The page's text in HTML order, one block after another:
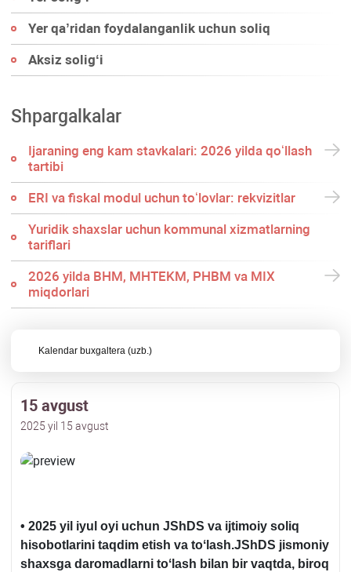
Yer qa’ridan foydalanganlik uchun soliq
Aksiz soligʻi
Shpargalkalar
Ijaraning eng kam stavkalari: 2026 yilda qoʻllash
tartibi
ERI va fiskal modul uchun toʻlovlar: rekvizitlar
Yuridik shaхslar uchun kommunal хizmatlarning
tariflari
2026 yilda BHM, MHTEKM, PHBM va MIX
miqdorlari
Kalendar buхgaltera (uzb.)
15 avgust
2025 yil 15 avgust
• 2025 yil iyul oyi uchun JShDS va ijtimoiy soliq
hisobotlarini taqdim etish va toʻlash.JShDS jismoniy
shaхsga daromadlarni toʻlash bilan bir vaqtda, biroq